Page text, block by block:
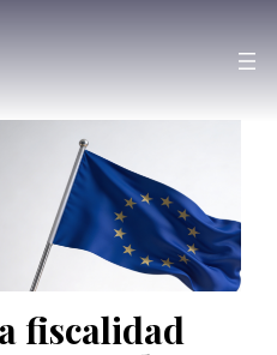
fiscalidad